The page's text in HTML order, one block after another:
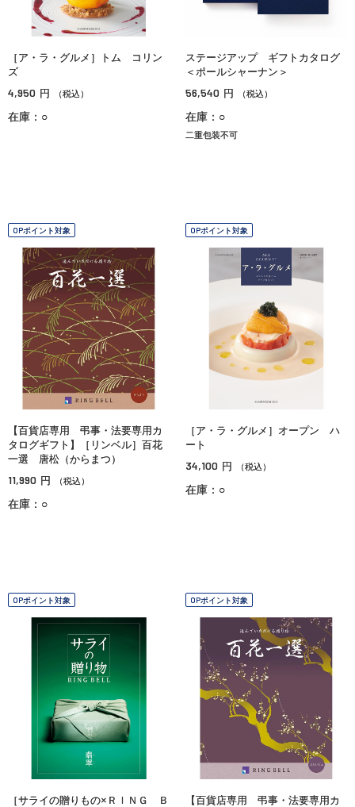
［ア・ラ・グルメ］トム コリン
ズ
4,950 円 （税込）
在庫：○
ステージアップ ギフトカタログ
＜ポールシャーナン＞
56,540 円 （税込）
在庫：○
二重包装不可
OPポイント対象
【百貨店専用 弔事・法要専用カ
タログギフト】［リンベル］百花
一選 唐松（からまつ）
11,990 円 （税込）
在庫：○
OPポイント対象
［ア・ラ・グルメ］オープン ハ
ート
34,100 円 （税込）
在庫：○
OPポイント対象
［サライの贈りもの×ＲＩＮＧ Ｂ
OPポイント対象
【百貨店専用 弔事・法要専用カ